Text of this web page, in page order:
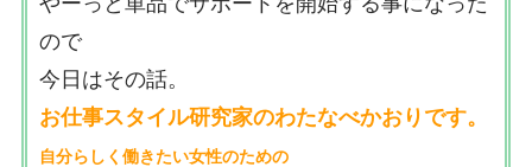
ので
今日はその話。
お仕事スタイル研究家のわたなべかおりです。
自分らしく働きたい女性のための